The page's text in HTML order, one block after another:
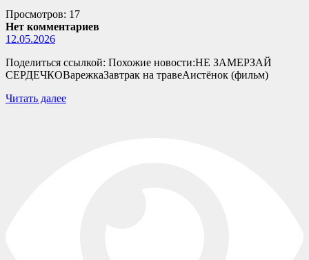
Просмотров: 17
Нет комментариев
12.05.2026
Поделиться ссылкой: Похожие новости:НЕ ЗАМЕРЗАЙ
СЕРДЕЧКОВарежкаЗавтрак на травеАистёнок (фильм)
Читать далее